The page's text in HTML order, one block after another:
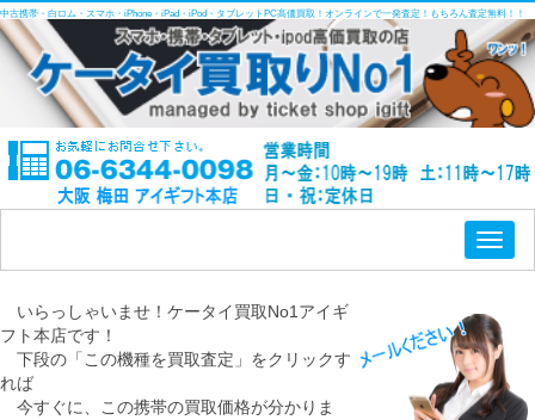
中古携帯・白ロム・スマホ・iPhone・iPad・iPod・タブレットPC高価買取！オンラインで一発査定！もちろん査定無料！！
いらっしゃいませ！ケータイ買取No1アイギ
フト本店です！
下段の「この機種を買取査定」をクリックす
れば
今すぐに、この携帯の買取価格が分かりま